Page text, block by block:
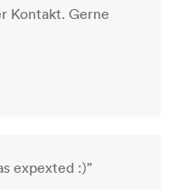
Kontakt. Gerne
expexted :)”